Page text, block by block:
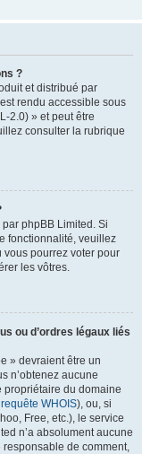
?
et distribué par
rendu accessible sous
2.0) » et peut être
consulter la rubrique
phpBB Limited. Si
fonctionnalité, veuillez
vous pourrez voter pour
les vôtres.
ou d’ordres légaux liés
» devraient être un
n’obtenez aucune
propriétaire du domaine
WHOIS), ou, si
Free, etc.), le service
n’a absolument aucune
de comment,